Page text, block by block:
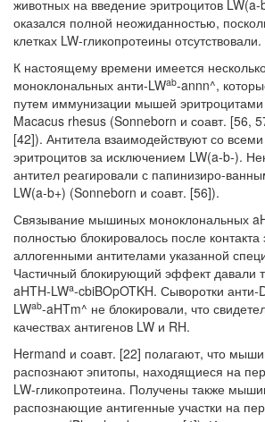
живот­ных на введение эритроцитов
оказался полной неожидан­ностью,
клетках LW-гликопротеины отсутствовали.
К настоящему времени имеется
моноклональных анти-LWab-annn^,
путем иммунизации мышей эритроци­тами
Macacus rhesus (Sonneborn и соавт. [56,
[42]). Антитела взаимодействуют со
эритроцитов за ис­ключением LW(a-b-).
антител реагировали с папинизиро-
LW(a-b+) (Sonneborn и соавт. [56]).
Связывание мышиных моноклональных
полностью бло­кировалось после контакта
аллогенными антителами указанной
Частичный блокирующий эффект давали
aHTH-LWa-cbiBOpOTKH. Сыворотки
LWab-aHTm^ не блоки­ровали, что
качествах антигенов LW и RH.
Hermand и соавт. [22] полагают, что
распознают эпитопы, на­ходящиеся на
LW-гликопротеина. Получены также
распознающие антигенные участки на